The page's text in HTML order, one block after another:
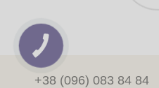
+38 (096) 083 84 84